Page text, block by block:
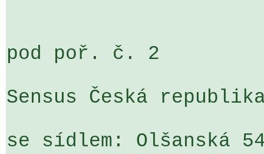
pod poř. č. 2
Sensus Česká
se sídlem: Olšanská